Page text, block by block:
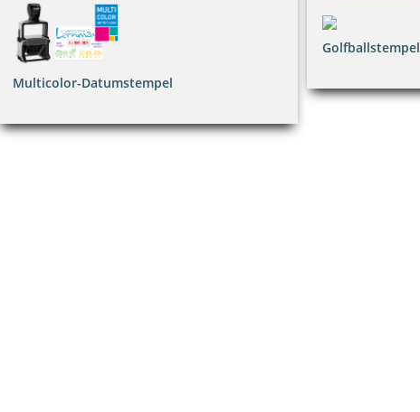
Multicolor-Datumstempel
Golfballstempel